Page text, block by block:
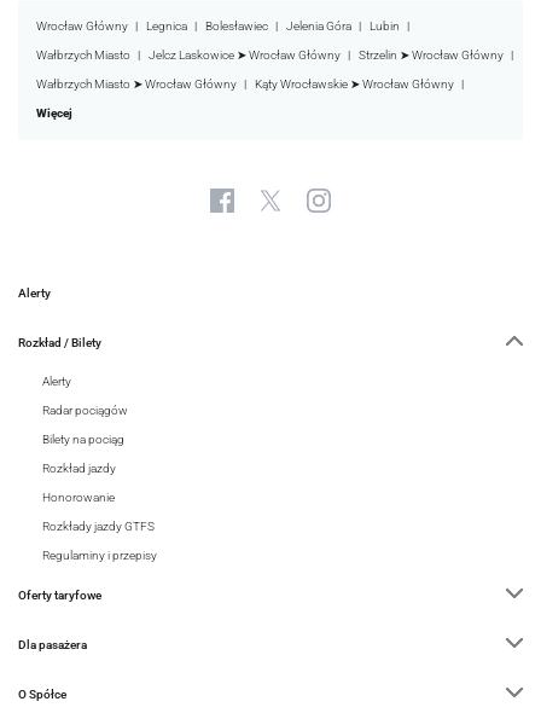
Wrocław Główny Legnica Bolesławiec Jelenia Góra Lubin
Wałbrzych Miasto Jelcz Laskowice ➤ Wrocław Główny Strzelin ➤ Wrocław Główny
Wałbrzych Miasto ➤ Wrocław Główny Kąty Wrocławskie ➤ Wrocław Główny
Więcej
Alerty
Rozkład / Bilety
Alerty
Radar pociągów
Bilety na pociąg
Rozkład jazdy
Honorowanie
Rozkłady jazdy GTFS
Regulaminy i przepisy
Oferty taryfowe
Dla pasażera
O Spółce